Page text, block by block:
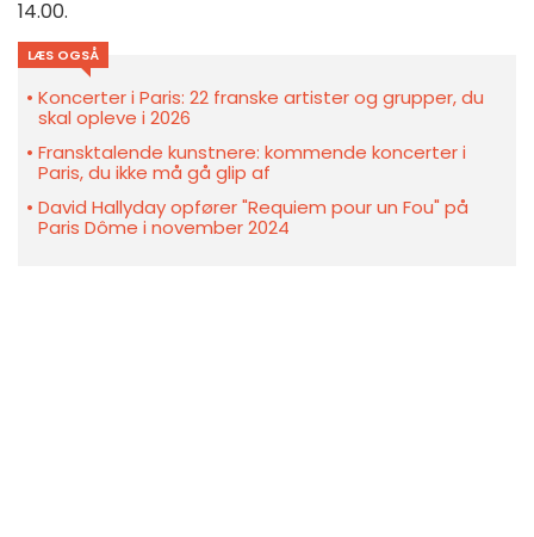
14.00.
LÆS OGSÅ
Koncerter i Paris: 22 franske artister og grupper, du
skal opleve i 2026
Fransktalende kunstnere: kommende koncerter i
Paris, du ikke må gå glip af
David Hallyday opfører "Requiem pour un Fou" på
Paris Dôme i november 2024